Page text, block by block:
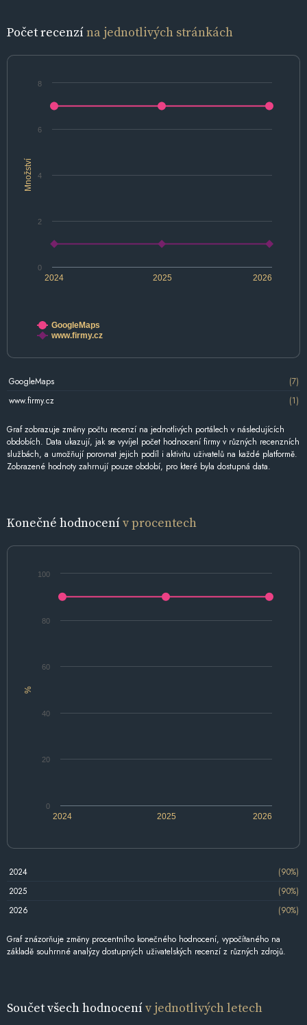
Počet recenzína jednotlivých stránkách
Množství
2024 2025 2026
0
2
4
6
8
GoogleMaps
www.firmy.cz
GoogleMaps
(7)
www.firmy.cz
(1)
Graf zobrazuje změny počtu recenzí na jednotlivých portálech v následujících
obdobích. Data ukazují, jak se vyvíjel počet hodnocení firmy v různých recenzních
službách, a umožňují porovnat jejich podíl i aktivitu uživatelů na každé platformě.
Zobrazené hodnoty zahrnují pouze období, pro které byla dostupná data.
Konečné hodnocenív procentech
%
2024 2025 2026
0
20
40
60
80
100
2024
(90%)
2025
(90%)
2026
(90%)
Graf znázorňuje změny procentního konečného hodnocení, vypočítaného na
základě souhrnné analýzy dostupných uživatelských recenzí z různých zdrojů.
Součet všech hodnocenív jednotlivých letech